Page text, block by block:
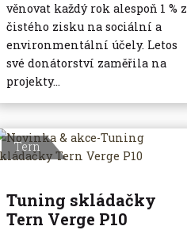
věnovat každý rok alespoň 1 % z
čistého zisku na sociální a
environmentální účely. Letos
své donátorství zaměřila na
projekty...
Tern
Tuning skládačky
Tern Verge P10